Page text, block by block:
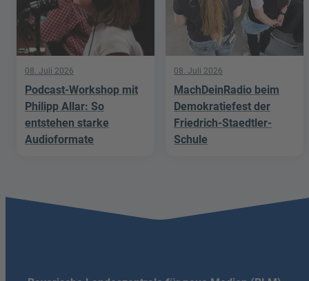
08. Juli 2026
Podcast-Workshop mit
Philipp Allar: So
entstehen starke
Audioformate
08. Juli 2026
MachDeinRadio beim
Demokratiefest der
Friedrich-Staedtler-
Schule